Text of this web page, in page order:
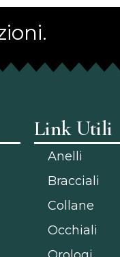
Link Utili
Anelli
Bracciali
Collane
Occhiali